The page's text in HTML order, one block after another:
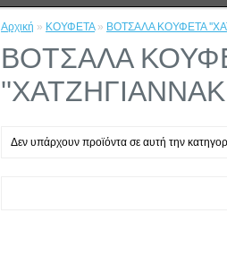
Αρχική » ΚΟΥΦΕΤΑ» ΒΟΤΣΑΛΑ ΚΟΥΦΕΤΑ
ΒΟΤΣΑΛΑ
Δεν υπάρχουν προϊόντα σε αυτή την